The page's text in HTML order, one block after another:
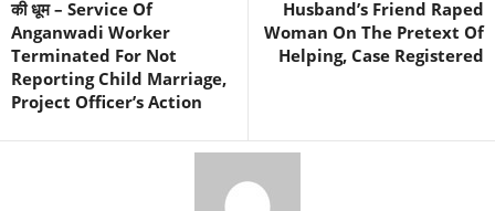
की धूम – Service Of
Anganwadi Worker
Terminated For Not
Reporting Child Marriage,
Project Officer’s Action
Husband’s Friend Raped
Woman On The Pretext Of
Helping, Case Registered